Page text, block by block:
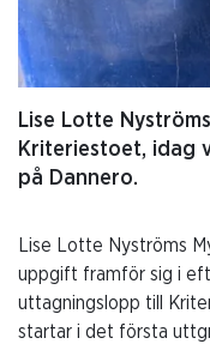
Lise Lotte
Kriteriestoet, idag
på Dannero.
Lise Lotte Nyströms
uppgift framför sig i
uttagningslopp till
startar i det första